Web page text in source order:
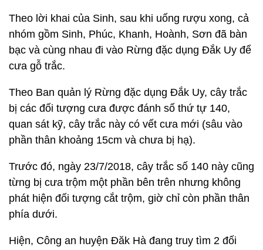
Theo lời khai của Sinh, sau khi uống rượu xong, cả
nhóm gồm Sinh, Phúc, Khanh, Hoành, Sơn đã bàn
bạc và cùng nhau đi vào Rừng đặc dụng Đắk Uy để
cưa gỗ trắc.
Theo Ban quản lý Rừng đặc dụng Đắk Uy, cây trắc
bị các đối tượng cưa được đánh số thứ tự 140,
quan sát kỹ, cây trắc này có vết cưa mới (sâu vào
phần thân khoảng 15cm và chưa bị hạ).
Trước đó, ngày 23/7/2018, cây trắc số 140 này cũng
từng bị cưa trộm một phần bên trên nhưng không
phát hiện đối tượng cắt trộm, giờ chỉ còn phần thân
phía dưới.
Hiện, Công an huyện Đăk Hà đang truy tìm 2 đối